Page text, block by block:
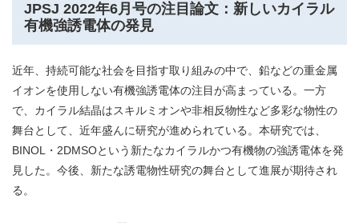
JPSJ 2022年6月号の注目論文：新しいカイラル
有機強誘電体の発見
近年、持続可能な社会を目指す取り組みの中で、鉛などの重金属
イオンを使用しない有機強誘電体の注目が高まっている。一方
で、カイラル結晶はスキルミオンや非相反物性など多彩な物性の
舞台として、近年盛んに研究が進められている。本研究では、
BINOL・2DMSOという新たなカイラルかつ有機物の強誘電体を発
見した。今後、新たな誘電物性研究の舞台として進展が期待され
る。